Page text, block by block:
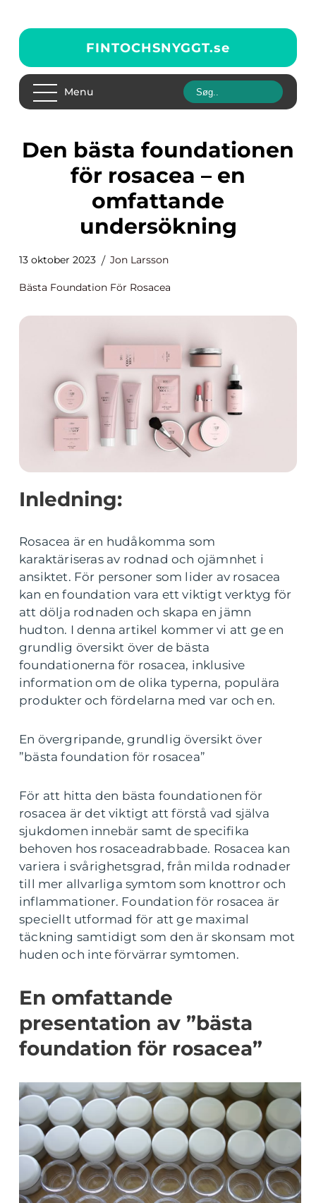
FINTOCHSNYGGT.se
Menu
Den bästa foundationen
för rosacea – en
omfattande
undersökning
13 oktober 2023 Jon Larsson
Bästa Foundation För Rosacea
Inledning:
Rosacea är en hudåkomma som
karaktäriseras av rodnad och ojämnhet i
ansiktet. För personer som lider av rosacea
kan en foundation vara ett viktigt verktyg för
att dölja rodnaden och skapa en jämn
hudton. I denna artikel kommer vi att ge en
grundlig översikt över de bästa
foundationerna för rosacea, inklusive
information om de olika typerna, populära
produkter och fördelarna med var och en.
En övergripande, grundlig översikt över
”bästa foundation för rosacea”
För att hitta den bästa foundationen för
rosacea är det viktigt att förstå vad själva
sjukdomen innebär samt de specifika
behoven hos rosaceadrabbade. Rosacea kan
variera i svårighetsgrad, från milda rodnader
till mer allvarliga symtom som knottror och
inflammationer. Foundation för rosacea är
speciellt utformad för att ge maximal
täckning samtidigt som den är skonsam mot
huden och inte förvärrar symtomen.
En omfattande
presentation av ”bästa
foundation för rosacea”